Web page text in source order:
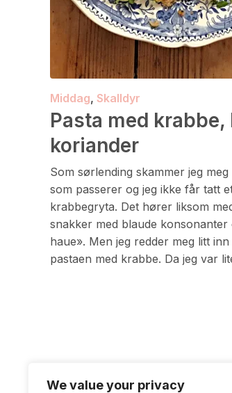
We value your privacy
Middag, Skalldyr
Pasta med krabbe,
koriander
Som sørlending skammer jeg
som passerer og jeg ikke får tatt
krabbegryta. Det hører liksom
snakker med blaude konsonanter
haue». Men jeg redder meg litt
pastaen med krabbe. Da jeg var